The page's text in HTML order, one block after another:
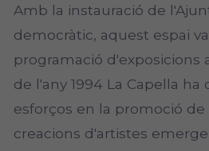
Amb la instauració de
democràtic, aquest espai
programació d'exposicions
de l'any 1994 La Capella ha
esforços en la promoció de
creacions d'artistes